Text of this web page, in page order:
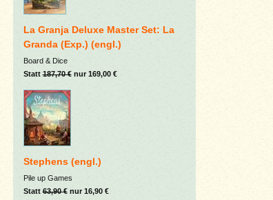
La Granja Deluxe Master Set: La
Granda (Exp.) (engl.)
Board & Dice
Statt187,70 €nur 169,00 €
Stephens (engl.)
Pile up Games
Statt63,90 €nur 16,90 €